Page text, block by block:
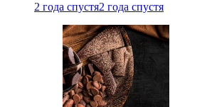
2 года спустя2 года спустя